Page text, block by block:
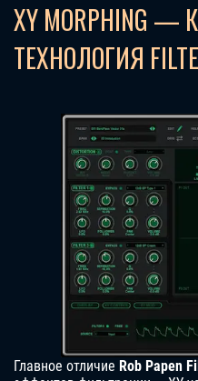
XY MORPHING
ТЕХНОЛОГИЯ
Главное отличие Rob Papen